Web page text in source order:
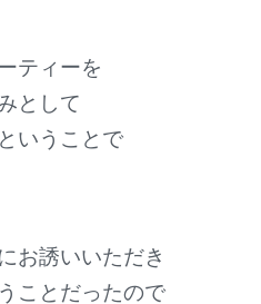
ティーを
として
いうことで
お誘いいただき
ことだったので